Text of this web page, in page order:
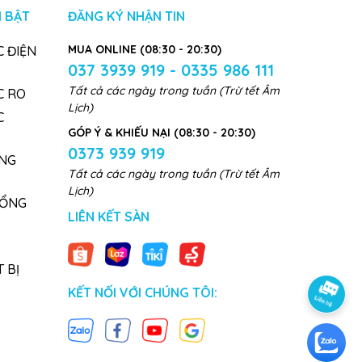
BẬT
ĐIỆN
RO
BỊ
ĐĂNG KÝ NHẬN TIN
MUA ONLINE (08:30 - 20:30)
037 3939 919 - 0335 986 111
Tất cả các ngày trong tuần (Trừ tết Âm
Lịch)
GÓP Ý & KHIẾU NẠI (08:30 - 20:30)
0373 939 919
Tất cả các ngày trong tuần (Trừ tết Âm
Lịch)
LIÊN KẾT SÀN
KẾT NỐI VỚI CHÚNG TÔI: